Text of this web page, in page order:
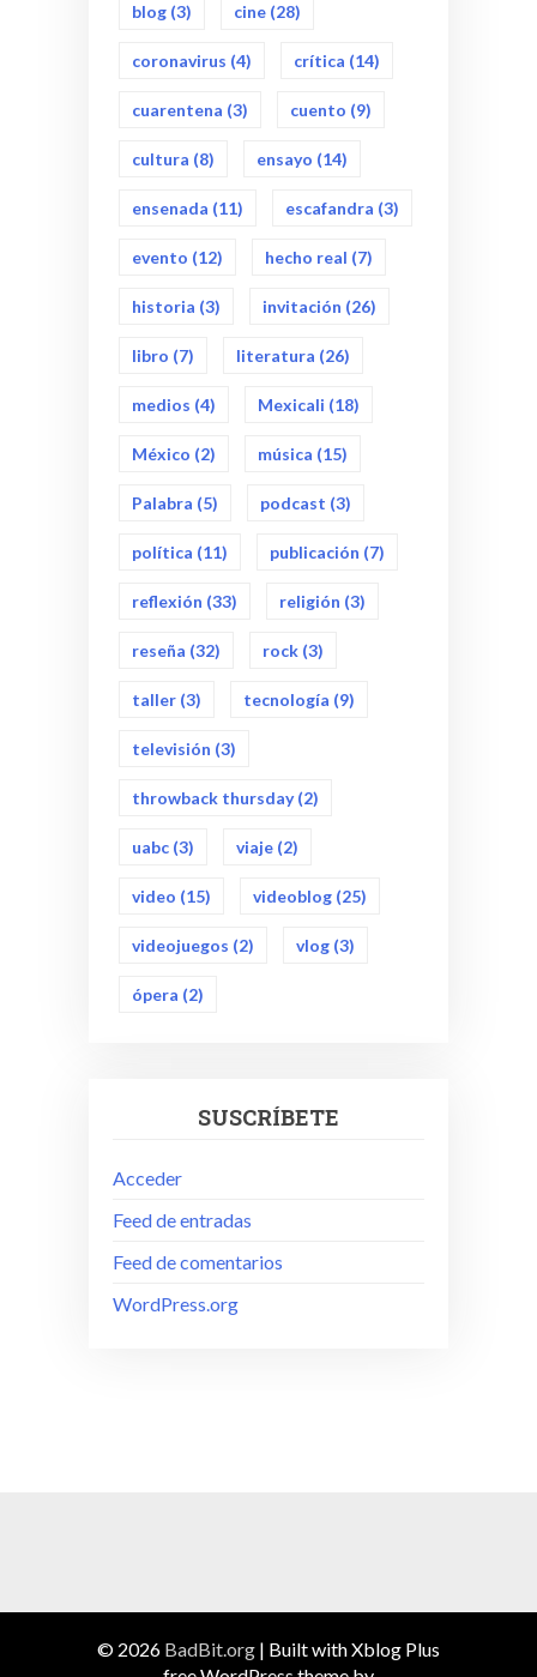
blog (3) cine (28)
coronavirus (4) crítica (14)
cuarentena (3) cuento (9)
cultura (8) ensayo (14)
ensenada (11) escafandra (3)
evento (12) hecho real (7)
historia (3) invitación (26)
libro (7) literatura (26)
medios (4) Mexicali (18)
México (2) música (15)
Palabra (5) podcast (3)
política (11) publicación (7)
reflexión (33) religión (3)
reseña (32) rock (3)
taller (3) tecnología (9)
televisión (3)
throwback thursday(2)
uabc (3) viaje (2)
video (15) videoblog (25)
videojuegos (2) vlog (3)
ópera (2)
SUSCRÍBETE
Acceder
Feed de entradas
Feed de comentarios
WordPress.org
© 2026 BadBit.org | Built with Xblog Plus